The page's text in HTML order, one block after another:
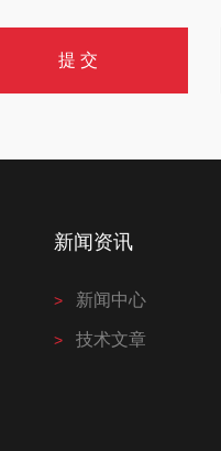
新闻资讯
新闻中心
技术文章